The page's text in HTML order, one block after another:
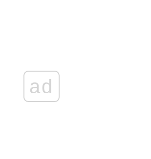
ad